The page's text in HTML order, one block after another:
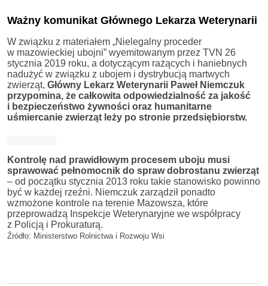
Ważny komunikat Głównego Lekarza Weterynarii
W związku z materiałem „Nielegalny proceder
w mazowieckiej ubojni” wyemitowanym przez TVN 26
stycznia 2019 roku, a dotyczącym rażących i haniebnych
nadużyć w związku z ubojem i dystrybucją martwych
zwierząt, Główny Lekarz Weterynarii Paweł Niemczuk
przypomina, że całkowita odpowiedzialność za jakość
i bezpieczeństwo żywności oraz humanitarne
uśmiercanie zwierząt leży po stronie przedsiębiorstw.
Kontrolę nad prawidłowym procesem uboju musi
sprawować pełnomocnik do spraw dobrostanu zwierząt
– od początku stycznia 2013 roku takie stanowisko powinno
być w każdej rzeźni. Niemczuk zarządził ponadto
wzmożone kontrole na terenie Mazowsza, które
przeprowadzą Inspekcje Weterynaryjne we współpracy
z Policją i Prokuraturą.
Źródło: Ministerstwo Rolnictwa i Rozwoju Wsi